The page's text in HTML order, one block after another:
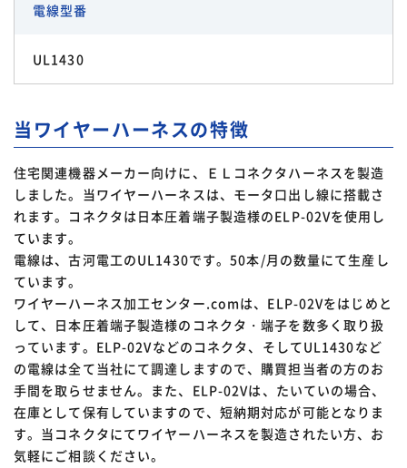
電線型番
UL1430
当ワイヤーハーネスの特徴
住宅関連機器メーカー向けに、ＥＬコネクタハーネスを製造
しました。当ワイヤーハーネスは、モータ口出し線に搭載さ
れます。コネクタは日本圧着端子製造様のELP-02Vを使用し
ています。
電線は、古河電工のUL1430です。50本/月の数量にて生産し
ています。
ワイヤーハーネス加工センター.comは、ELP-02Vをはじめと
して、日本圧着端子製造様のコネクタ・端子を数多く取り扱
っています。ELP-02Vなどのコネクタ、そしてUL1430など
の電線は全て当社にて調達しますので、購買担当者の方のお
手間を取らせません。また、ELP-02Vは、たいていの場合、
在庫として保有していますので、短納期対応が可能となりま
す。当コネクタにてワイヤーハーネスを製造されたい方、お
気軽にご相談ください。